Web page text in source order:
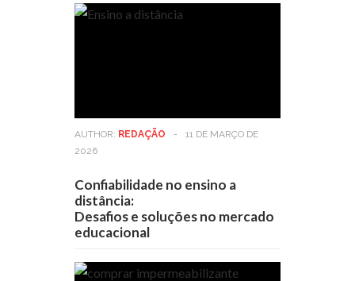
AUTHOR: REDAÇÃO -
11 DE MARÇO DE
2026
Confiabilidade no ensino a
distância:
Desafios e soluções no mercado
educacional